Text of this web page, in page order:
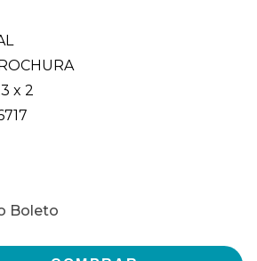
x 2
Boleto